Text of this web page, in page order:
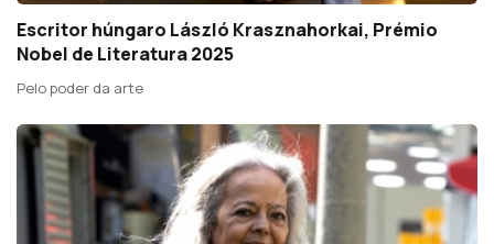
Escritor húngaro László Krasznahorkai, Prémio
Nobel de Literatura 2025
Pelo poder da arte